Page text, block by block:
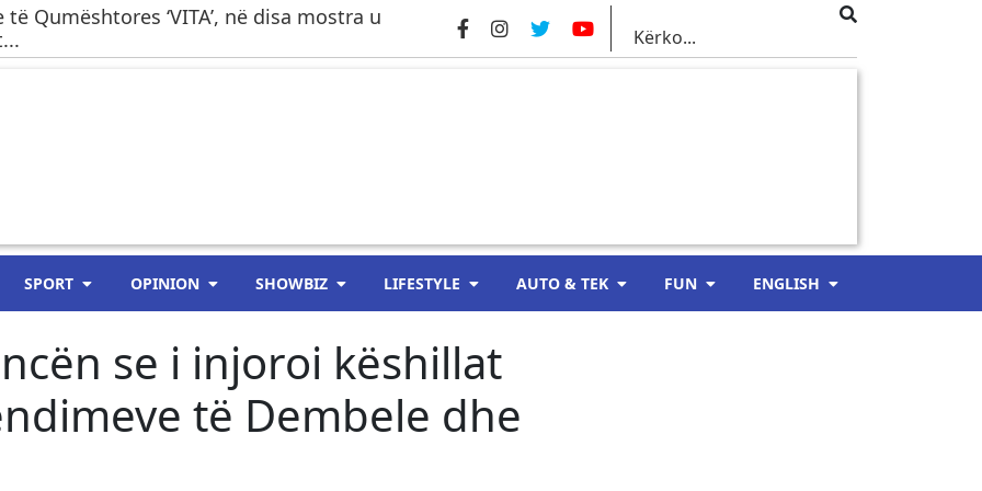
Qumështores ‘VITA’, në disa mostra u
SPORT OPINION SHOWBIZ LIFESTYLE AUTO & TEK FUN ENGLISH
se i injoroi këshillat
të Dembele dhe